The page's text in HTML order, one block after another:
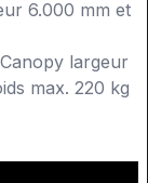
6.000 mm et
largeur
max. 220 kg